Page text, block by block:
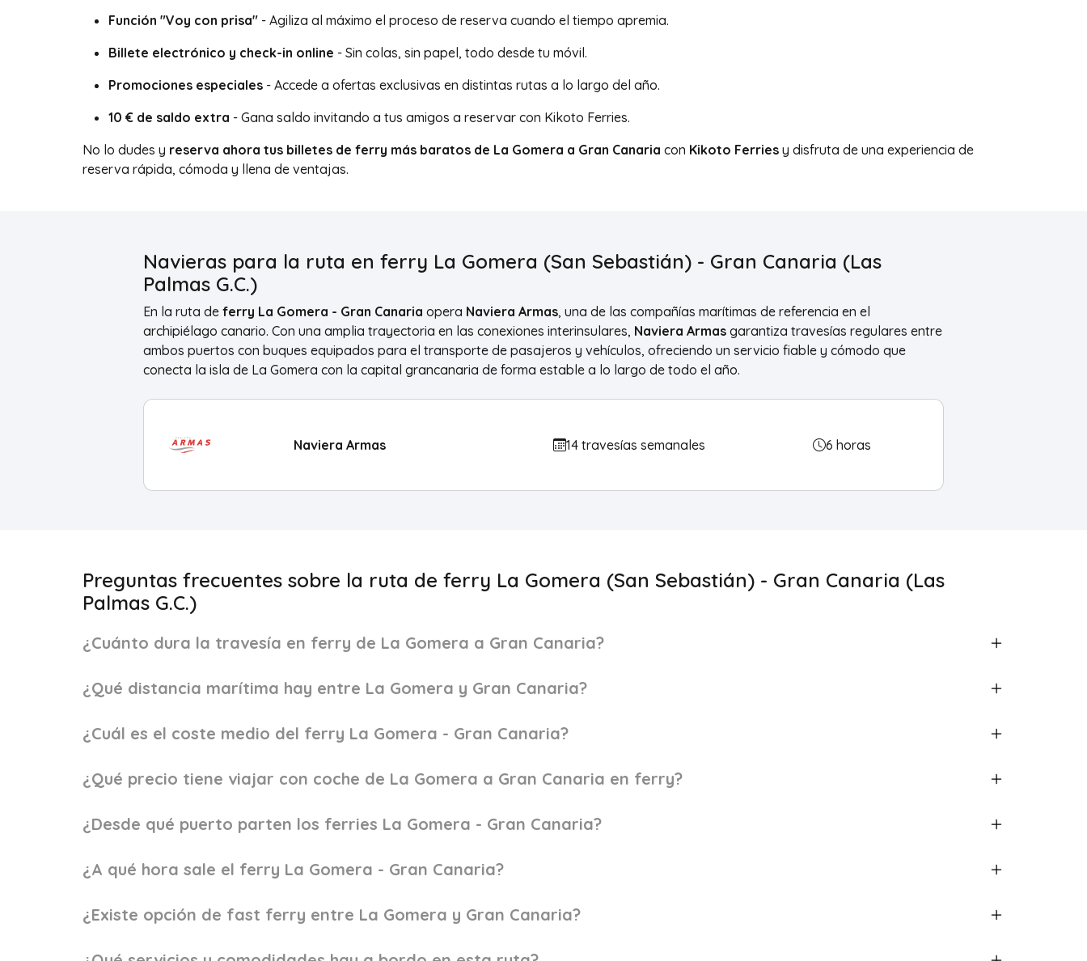
Función "Voy con prisa" - Agiliza al máximo el proceso de reserva cuando el tiempo apremia.
Billete electrónico y check-in online - Sin colas, sin papel, todo desde tu móvil.
Promociones especiales - Accede a ofertas exclusivas en distintas rutas a lo largo del año.
10 € de saldo extra - Gana saldo invitando a tus amigos a reservar con Kikoto Ferries.
No lo dudes y reserva ahora tus billetes de ferry más baratos de La Gomera a Gran Canaria con Kikoto Ferries y disfruta de una experiencia de
reserva rápida, cómoda y llena de ventajas.
Navieras para la ruta en ferry La Gomera (San Sebastián) - Gran Canaria (Las
Palmas G.C.)
En la ruta de ferry La Gomera - Gran Canaria opera Naviera Armas, una de las compañías marítimas de referencia en el
archipiélago canario. Con una amplia trayectoria en las conexiones interinsulares, Naviera Armas garantiza travesías regulares entre
ambos puertos con buques equipados para el transporte de pasajeros y vehículos, ofreciendo un servicio fiable y cómodo que
conecta la isla de La Gomera con la capital grancanaria de forma estable a lo largo de todo el año.
Naviera Armas 14 travesías semanales 6 horas
Preguntas frecuentes sobre la ruta de ferry La Gomera (San Sebastián) - Gran Canaria (Las
Palmas G.C.)
¿Cuánto dura la travesía en ferry de La Gomera a Gran Canaria?
¿Qué distancia marítima hay entre La Gomera y Gran Canaria?
¿Cuál es el coste medio del ferry La Gomera - Gran Canaria?
¿Qué precio tiene viajar con coche de La Gomera a Gran Canaria en ferry?
¿Desde qué puerto parten los ferries La Gomera - Gran Canaria?
¿A qué hora sale el ferry La Gomera - Gran Canaria?
¿Existe opción de fast ferry entre La Gomera y Gran Canaria?